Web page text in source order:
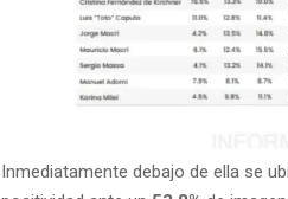
Inmediatamente debajo de ella se